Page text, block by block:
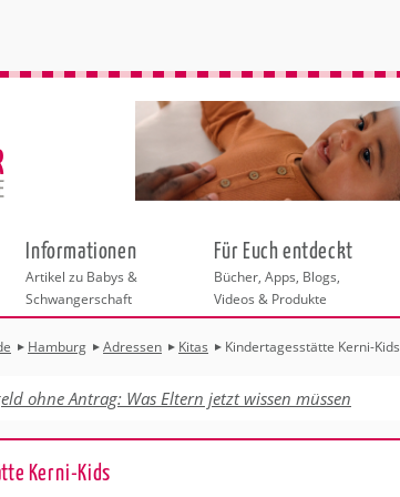
Hebammen
Frauenärzte
Kinderärzte
Checklisten
Beratungsstellen
Kinderwunschzentren Magdeburg
Schwangerschaftskurse
Erste Hilfe & Beratung
Rückbildung
Shopping
Wellness & Gesundheit
Fotografie & Dienstleistungen
Informationen
Artikel zu Babys &
Schwangerschaft
Für Euch entdeckt
Bücher, Apps, Blogs,
Videos & Produkte
Hamburg Adressen Kitas Kindertagesstätte Kerni-Kids
ohne Antrag: Was Eltern jetzt wissen müssen
Kerni-Kids